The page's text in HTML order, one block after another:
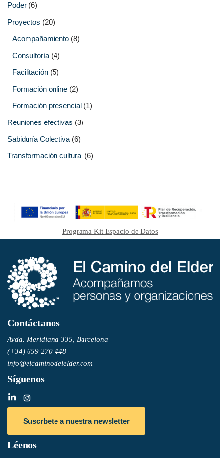
Poder (6)
Proyectos (20)
Acompañamiento (8)
Consultoría (4)
Facilitación (5)
Formación online (2)
Formación presencial (1)
Reuniones efectivas (3)
Sabiduría Colectiva (6)
Transformación cultural (6)
Programa Kit Espacio de Datos
Contáctanos
Avda. Meridiana 335, Barcelona
(+34) 659 270 448
info@elcaminodelelder.com
Síguenos
Suscrbete a nuestra newsletter
Léenos